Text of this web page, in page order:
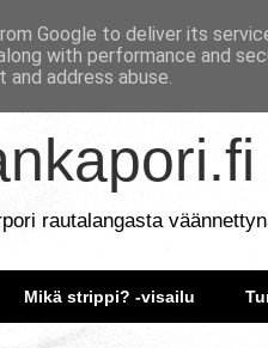
rautalangasta
Mikä strippi? -visailu
Google to deliver its
with performance and
address abuse.